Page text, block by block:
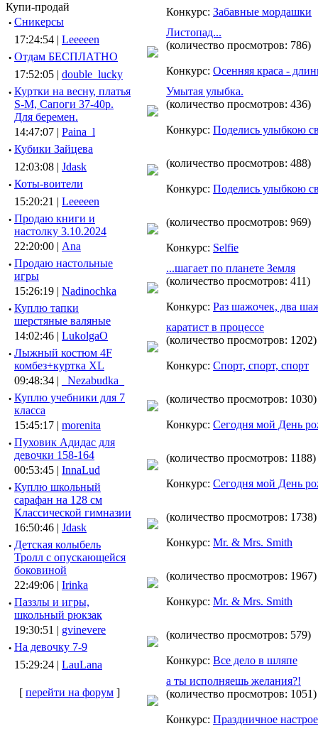
Купи-продай
· Сникерсы
17:24:54 | Leeeeen
· Отдам БЕСПЛАТНО
17:52:05 | double_lucky
· Куртки на весну, платья
S-M, Сапоги 37-40р.
Для беремен.
14:47:07 | Paina_l
· Кубики Зайцева
12:03:08 | Jdask
· Коты-воители
15:20:21 | Leeeeen
· Продаю книги и
настолку 3.10.2024
22:20:00 | Ana
· Продаю настольные
игры
15:26:19 | Nadinochka
· Куплю тапки
шерстяные валяные
14:02:46 | LukolgaO
· Лыжный костюм 4F
комбез+куртка XL
09:48:34 |
_Nezabudka_
· Куплю учебники для 7
класса
15:45:17 | morenita
· Пуховик Адидас для
девочки 158-164
00:53:45 | InnaLud
· Куплю школьный
сарафан на 128 см
Классической гимназии
16:50:46 | Jdask
· Детская колыбель
Тролл с опускающейся
боковиной
22:49:06 | Irinka
· Паззлы и игры,
школьный рюкзак
19:30:51 | gvinevere
· Hа девочку 7-9
15:29:24 | LauLana
[ перейти на форум ]
Конкурс: Забавные мордашки
Листопад...
(количество просмотров: 786)
Конкурс: Осенняя краса -
Умытая улыбка.
(количество просмотров: 436)
Конкурс: Поделись улыбкою
(количество просмотров: 488)
Конкурс: Поделись улыбкою
(количество просмотров: 969)
Конкурс: Selfie
...шагает по планете Земля
(количество просмотров: 411)
Конкурс: Раз шажочек, два
каратист в процессе
(количество просмотров: 1202)
Конкурс: Спорт, спорт, спорт
(количество просмотров: 1030)
Конкурс: Сегодня мой День
(количество просмотров: 1188)
Конкурс: Сегодня мой День
(количество просмотров: 1738)
Конкурс: Mr. & Mrs. Smith
(количество просмотров: 1967)
Конкурс: Mr. & Mrs. Smith
(количество просмотров: 579)
Конкурс: Все дело в шляпе
а ты исполняешь желания?!
(количество просмотров: 1051)
Конкурс: Праздничное